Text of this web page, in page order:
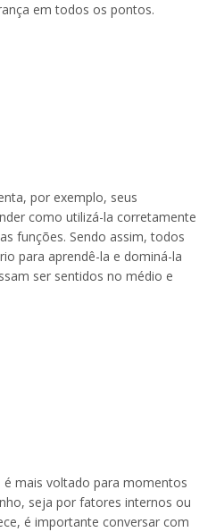
em todos os pontos.
por exemplo, seus
como utilizá-la corretamente
funções. Sendo assim, todos
para aprendê-la e dominá-la
ser sentidos no médio e
mais voltado para momentos
seja por fatores internos ou
é importante conversar com